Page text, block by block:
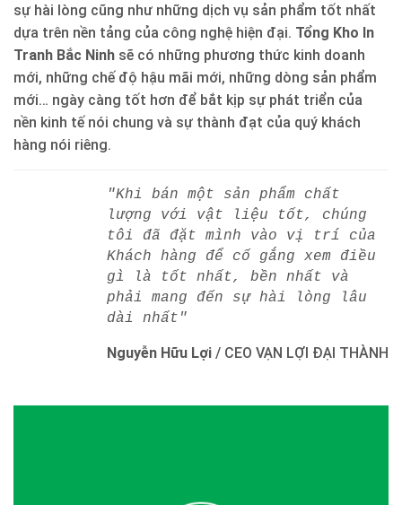
sự hài lòng cũng như những dịch vụ sản phẩm tốt nhất
dựa trên nền tảng của công nghệ hiện đại. Tổng Kho In
Tranh Bắc Ninh sẽ có những phương thức kinh doanh
mới, những chế độ hậu mãi mới, những dòng sản phẩm
mới… ngày càng tốt hơn để bắt kịp sự phát triển của
nền kinh tế nói chung và sự thành đạt của quý khách
hàng nói riêng.
"Khi bán một sản phẩm chất
lượng với vật liệu tốt, chúng
tôi đã đặt mình vào vị trí của
Khách hàng để cố gắng xem điều
gì là tốt nhất, bền nhất và
phải mang đến sự hài lòng lâu
dài nhất"
Nguyễn Hữu Lợi / CEO VẠN LỢI ĐẠI THÀNH